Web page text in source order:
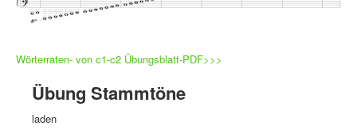
Wörterraten- von c1-c2 Übungsblatt-PDF>>>